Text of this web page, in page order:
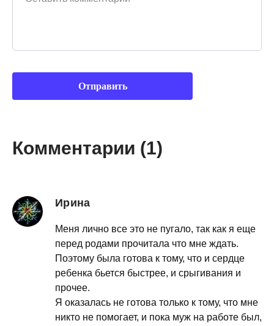
Комментарии (1)
Ирина
Меня лично все это не пугало, так как я еще
перед родами прочитала что мне ждать.
Поэтому была готова к тому, что и сердце
ребенка бьется быстрее, и срыгивания и
прочее.
Я оказалась не готова только к тому, что мне
никто не помогает, и пока муж на работе был,